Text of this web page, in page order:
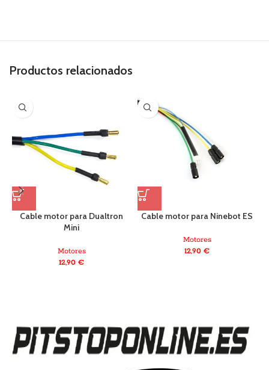
Productos relacionados
Cable motor para Dualtron
Mini
Motores
12,90€
Cable motor para Ninebot ES
Motores
12,90€